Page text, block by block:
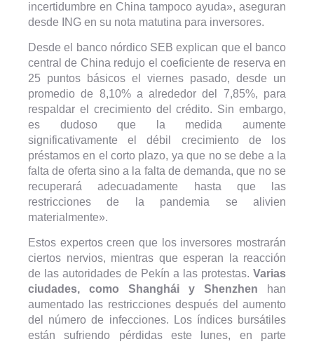
incertidumbre en China tampoco ayuda», aseguran
desde ING en su nota matutina para inversores.
Desde el banco nórdico SEB explican que el banco
central de China redujo el coeficiente de reserva en
25 puntos básicos el viernes pasado, desde un
promedio de 8,10% a alrededor del 7,85%, para
respaldar el crecimiento del crédito. Sin embargo,
es dudoso que la medida aumente
significativamente el débil crecimiento de los
préstamos en el corto plazo, ya que no se debe a la
falta de oferta sino a la falta de demanda, que no se
recuperará adecuadamente hasta que las
restricciones de la pandemia se alivien
materialmente».
Estos expertos creen que los inversores mostrarán
ciertos nervios, mientras que esperan la reacción
de las autoridades de Pekín a las protestas. Varias
ciudades, como Shanghái y Shenzhen han
aumentado las restricciones después del aumento
del número de infecciones. Los índices bursátiles
están sufriendo pérdidas este lunes, en parte